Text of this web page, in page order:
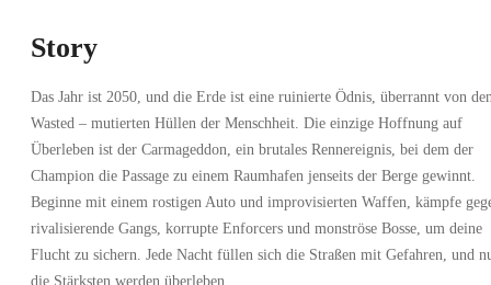
Story
Das Jahr ist 2050, und die Erde ist eine ruinierte Ödnis, überrannt von
Wasted – mutierten Hüllen der Menschheit. Die einzige Hoffnung auf
Überleben ist der Carmageddon, ein brutales Rennereignis, bei dem der
Champion die Passage zu einem Raumhafen jenseits der Berge gewinnt.
Beginne mit einem rostigen Auto und improvisierten Waffen, kämpfe
rivalisierende Gangs, korrupte Enforcers und monströse Bosse, um deine
Flucht zu sichern. Jede Nacht füllen sich die Straßen mit Gefahren, und
die Stärksten werden überleben.